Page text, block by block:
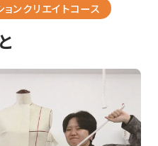
ョンクリエイトコース